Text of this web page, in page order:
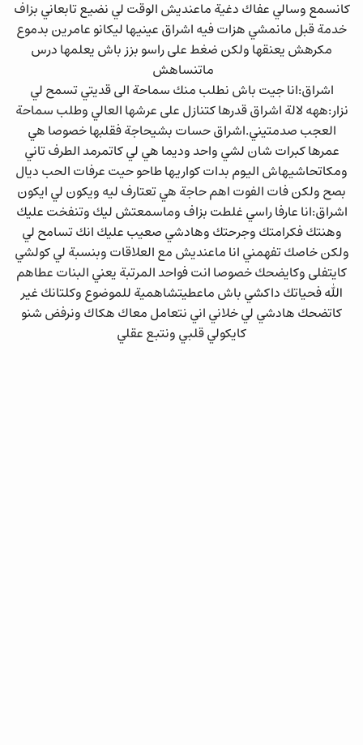
كانسمع وسالي عفاك دغية ماعنديش الوقت لي نضيع تابعاني بزاف
خدمة قبل مانمشي هزات فيه اشراق عينيها ليكانو عامرين بدموع
مكرهش يعنقها ولكن ضغط على راسو بزز باش يعلمها درس
ماتنساهش
اشراق:انا جيت باش نطلب منك سماحة الى قديتي تسمح لي
نزار:ههه لالة اشراق قدرها كتنازل على عرشها العالي وطلب سماحة
العجب صدمتيني.اشراق حسات بشيحاجة فقلبها خصوصا هي
عمرها كبرات شان لشي واحد وديما هي لي كاتمرمد الطرف تاني
ومكاتحاشيهاش اليوم بدات كواريها طاحو حيت عرفات الحب ديال
بصح ولكن فات الفوت اهم حاجة هي تعتارف ليه ويكون لي ايكون
اشراق:انا عارفا راسي غلطت بزاف وماسمعتش ليك وتنفخت عليك
وهنتك فكرامتك وجرحتك وهادشي صعيب عليك انك تسامح لي
ولكن خاصك تفهمني انا ماعنديش مع العلاقات وبنسبة لي كولشي
كايتفلى وكايضحك خصوصا انت فواحد المرتبة يعني البنات عطاهم
الله فحياتك داكشي باش ماعطيتشاهمية للموضوع وكلتانك غير
كاتضحك هادشي لي خلاني اني نتعامل معاك هكاك ونرفض شنو
كايكولي قلبي ونتبع عقلي